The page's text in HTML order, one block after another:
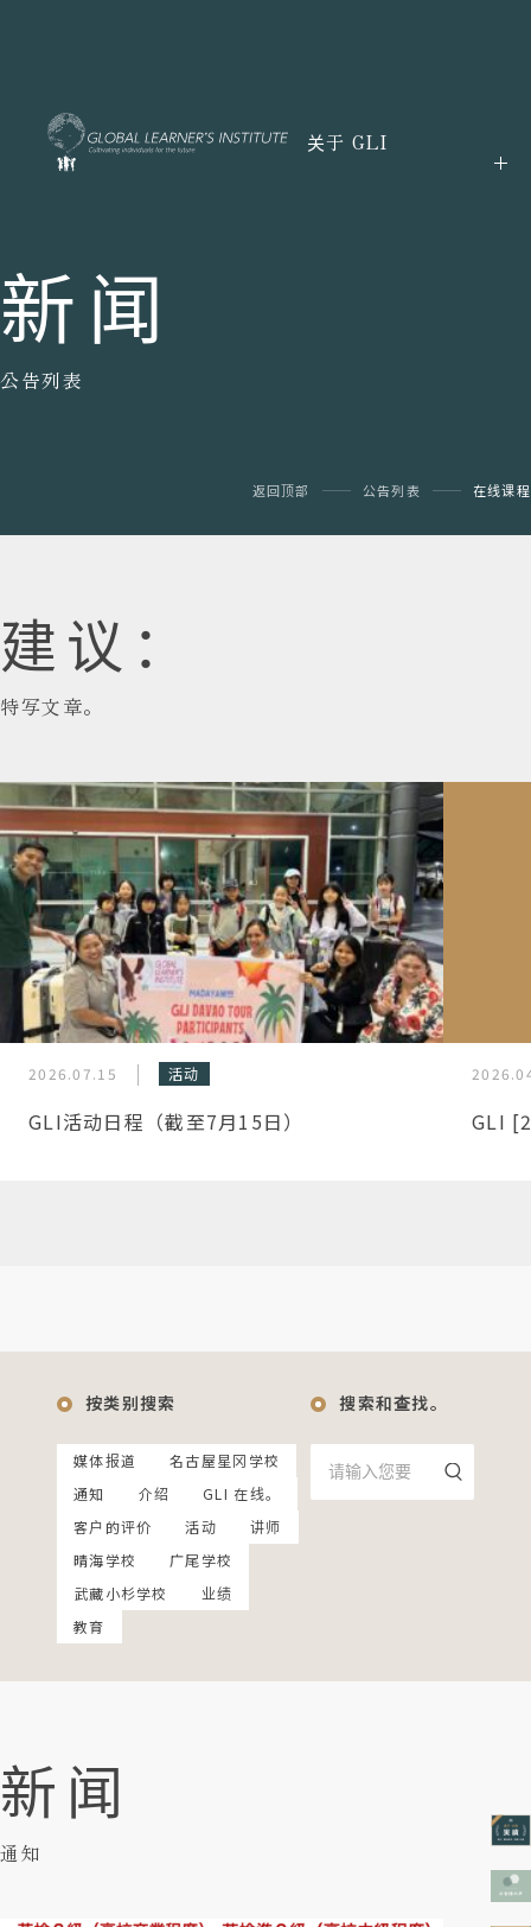
关于 GLI
新闻
公告列表
返回顶部 公告列表 在线课程
建议：
特写文章。
2026.07.15 活动
GLI活动日程（截至7月15日） GLI
按类别搜索
媒体报道
名古屋星冈学校
通知
介绍
GLI 在线。
客户的评价
活动
讲师
晴海学校
广尾学校
武藏小杉学校
业绩
教育
搜索和查找。
新闻
通知